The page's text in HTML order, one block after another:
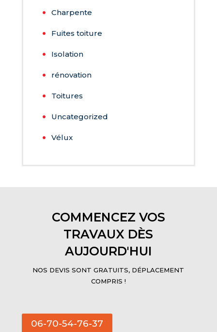
Charpente
Fuites toiture
Isolation
rénovation
Toitures
Uncategorized
Vélux
COMMENCEZ VOS
TRAVAUX DÈS
AUJOURD'HUI
NOS DEVIS SONT GRATUITS, DÉPLACEMENT
COMPRIS !
06-70-54-76-37